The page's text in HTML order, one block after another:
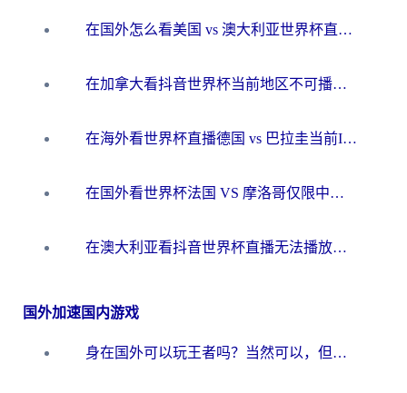
在国外怎么看美国 vs 澳大利亚世界杯直播？海外党必藏的中文解说观赛指南
在加拿大看抖音世界杯当前地区不可播放？海外党体育观赛终极指南
在海外看世界杯直播德国 vs 巴拉圭当前IP受限制？这篇指南帮你轻松解决地区限制
在国外看世界杯法国 VS 摩洛哥仅限中国大陆？别让地域限制拦下你的欢呼
在澳大利亚看抖音世界杯直播无法播放？海外党体育观赛终极指南来了！
国外加速国内游戏
身在国外可以玩王者吗？当然可以，但你需要这份“加速”指南